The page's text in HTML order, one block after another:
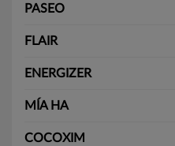
PASEO
FLAIR
ENERGIZER
MÍA HA
COCOXIM